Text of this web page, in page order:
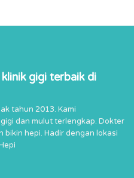
gigi terbaik di
tahun 2013. Kami
dan mulut terlengkap. Dokter
bikin hepi. Hadir dengan lokasi